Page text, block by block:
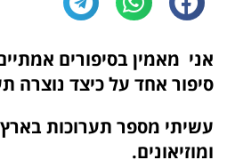
אני מאמין בסיפורים
סיפור אחד על כיצד נוצרה
עשיתי מספר תערוכות בארץ
ומוזיאונים.